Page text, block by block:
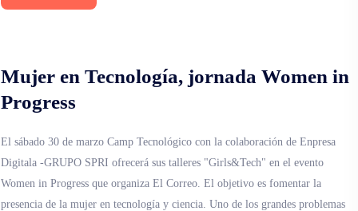
Mujer en Tecnología, jornada Women in
Progress
El sábado 30 de marzo Camp Tecnológico con la colaboración de Enpresa
Digitala -GRUPO SPRI ofrecerá sus talleres "Girls&Tech" en el evento
Women in Progress que organiza El Correo. El objetivo es fomentar la
presencia de la mujer en tecnología y ciencia. Uno de los grandes problemas